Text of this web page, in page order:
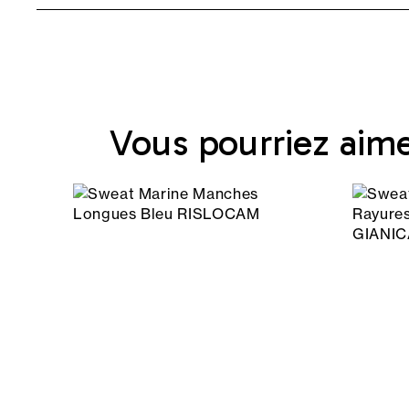
Vous pourriez